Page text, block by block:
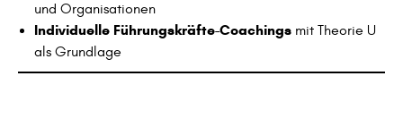
und Organisationen
Individuelle Führungskräfte-Coachings mit Theorie U
als Grundlage